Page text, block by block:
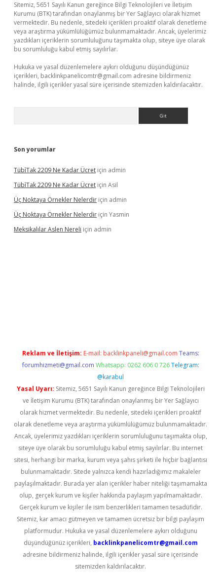
Sitemiz, 5651 Sayılı Kanun gereğince Bilgi Teknolojileri ve İletişim
Kurumu (BTK) tarafından onaylanmış bir Yer Sağlayıcı olarak hizmet
vermektedir. Bu nedenle, sitedeki içerikleri proaktif olarak denetleme
veya araştırma yükümlülüğümüz bulunmamaktadır. Ancak, üyelerimiz
yazdıkları içeriklerin sorumluluğunu taşımakta olup, siteye üye olarak
bu sorumluluğu kabul etmiş sayılırlar.
Hukuka ve yasal düzenlemelere aykırı olduğunu düşündüğünüz
içerikleri, backlinkpanelicomtr@gmail.com adresine bildirmeniz
halinde, ilgili içerikler yasal süre içerisinde sitemizden kaldırılacaktır.
Son yorumlar
Tübi̇Tak 2209 Ne Kadar Ücret için admin
Tübi̇Tak 2209 Ne Kadar Ücret için Asil
Üç Noktaya Örnekler Nelerdir için admin
Üç Noktaya Örnekler Nelerdir için Yasmin
Meksikalılar Aslen Nereli için admin
Reklam ve İletişim: E-mail: backlinkpaneli@gmail.com Teams:
forumhizmeti@gmail.com Whatsapp: 0262 606 0 726 Telegram:
@karabul
Yasal Uyarı: Sitemiz, 5651 Sayılı Kanun gereğince Bilgi Teknolojileri
ve İletişim Kurumu (BTK) tarafından onaylanmış bir Yer Sağlayıcı
olarak hizmet vermektedir. Bu nedenle, sitedeki içerikleri proaktif
olarak denetleme veya araştırma yükümlülüğümüz bulunmamaktadır.
Ancak, üyelerimiz yazdıkları içeriklerin sorumluluğunu taşımakta olup,
siteye üye olarak bu sorumluluğu kabul etmiş sayılırlar. Bu internet
sitesi, herhangi bir marka, kurum veya şahıs şirketi ile hiçbir bağlantısı
bulunmamaktadır. Sitede yalnızca kendi hazırladığımız makaleler
paylaşılmaktadır. Burada yer alan içerikler haber niteliği taşımamakta
olup, gerçek kurum ve kişiler hakkında paylaşım yapılmamaktadır.
Gerçek kurum ve kişiler ile isim benzerlikleri tamamen tesadüfidir.
Sitemiz, kar amacı gütmeyen ve tamamen ücretsiz bir bilgi paylaşım
platformudur. Hukuka ve yasal düzenlemelere aykırı olduğunu
düşündüğünüz içerikleri, backlinkpanelicomtr@gmail.com
adresine bildirmeniz halinde, ilgili içerikler yasal süre içerisinde
sitemizden kaldırılacaktır.